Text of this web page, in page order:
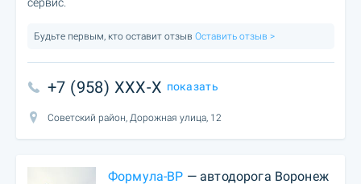
Будьте первым, кто оставит отзыв Оставить отзыв >
+7 (958) XXX-X показать
Советский район, Дорожная улица, 12
Формула-ВР — автодорога Воронеж